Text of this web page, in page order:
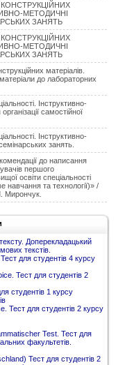
КОНСТРУКЦІЙНИХ
МЕТОДИЧНІ
ЗАНЯТЬ
КОНСТРУКЦІЙНИХ
МЕТОДИЧНІ
ЗАНЯТЬ
матеріалів.
до лабораторних
Інструктивно-
самостійної
Інструктивно-
занять.
до написання
першого
освіти спеціальності
навчання та технології)» /
Мирончук.
Доперекладацький
текстів.
для студентів 4 курсу
Тест для студентів 2
студентів 1 курсу
Тест для студентів 2 курсу
Test. Тест для
факультетів.
Тест для студентів 2